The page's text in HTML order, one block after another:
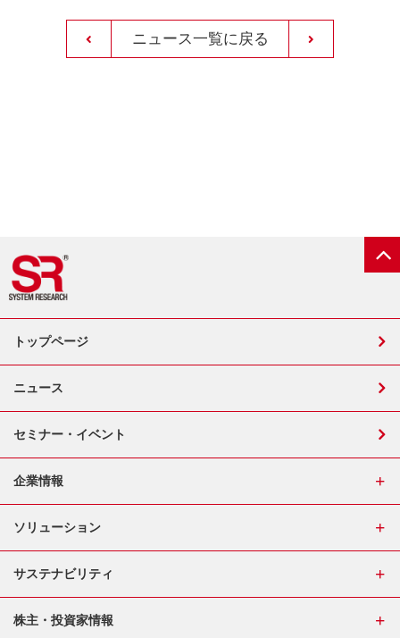
ニュース一覧に戻る
トップページ
ニュース
セミナー・イベント
企業情報
ソリューション
サステナビリティ
株主・投資家情報